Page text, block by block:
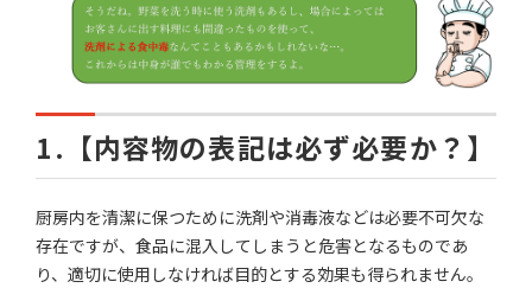
1.【内容物の表記は必ず必要か？】
厨房内を清潔に保つために洗剤や消毒液などは必要不可欠な
存在ですが、食品に混入してしまうと危害となるものであ
り、適切に使用しなければ目的とする効果も得られません。